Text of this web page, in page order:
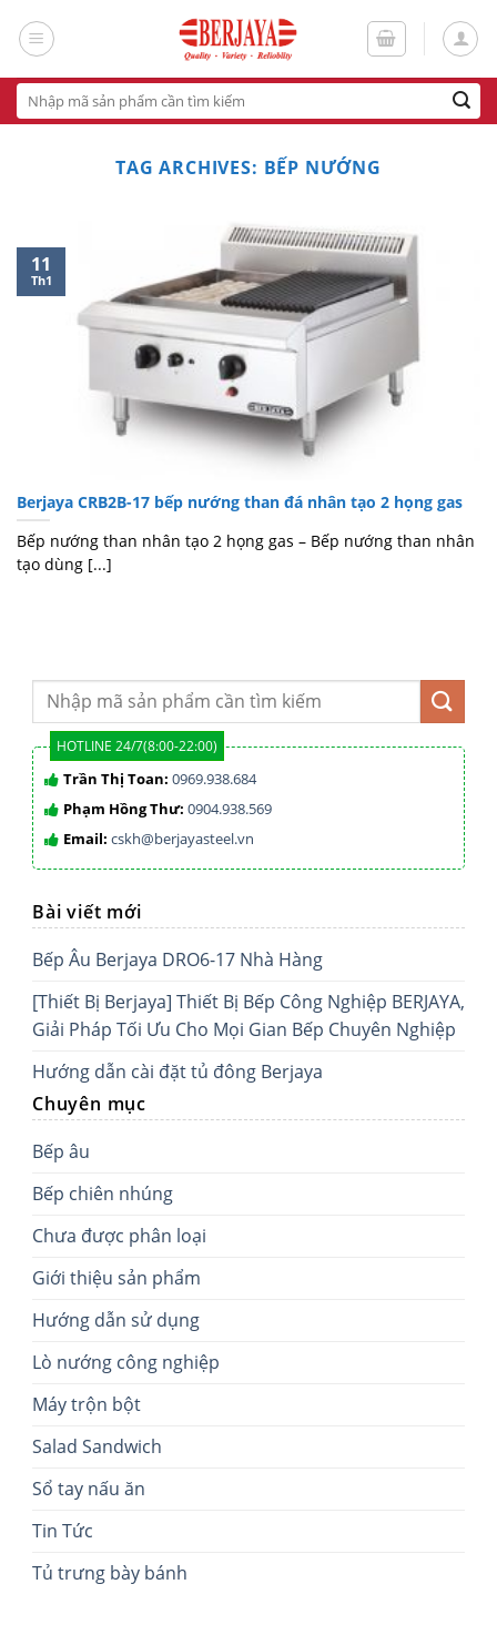
Tìm
kiếm:
TAG ARCHIVES: BẾP NƯỚNG
Berjaya CRB2B-17 bếp nướng than đá nhân tạo 2 họng gas
Bếp nướng than nhân tạo 2 họng gas – Bếp nướng than nhân
tạo dùng [...]
11
Th1
HOTLINE 24/7(8:00-22:00)
Trần Thị Toan: 0969.938.684
Phạm Hồng Thư: 0904.938.569
Email: cskh@berjayasteel.vn
Bài viết mới
Bếp Âu Berjaya DRO6-17 Nhà Hàng
[Thiết Bị Berjaya] Thiết Bị Bếp Công Nghiệp BERJAYA,
Giải Pháp Tối Ưu Cho Mọi Gian Bếp Chuyên Nghiệp
Hướng dẫn cài đặt tủ đông Berjaya
Chuyên mục
Bếp âu
Bếp chiên nhúng
Chưa được phân loại
Giới thiệu sản phẩm
Hướng dẫn sử dụng
Lò nướng công nghiệp
Máy trộn bột
Salad Sandwich
Sổ tay nấu ăn
Tin Tức
Tủ trưng bày bánh